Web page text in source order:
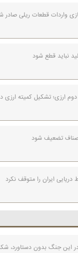
واردات قطعات ریلی صادر
نباید قطع شود
دوم ارزی؛ تشکیل کمیته
اصناف تضعیف شود
ایران را متوقف نکرد
این جنگ بدون دستاورد،